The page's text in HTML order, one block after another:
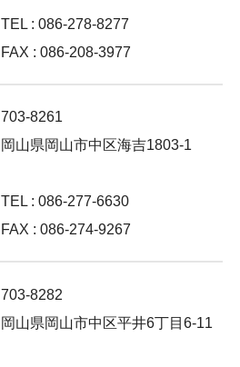
TEL : 086-278-8277
FAX : 086-208-3977
703-8261
岡山県岡山市中区海吉1803-1
TEL : 086-277-6630
FAX : 086-274-9267
703-8282
岡山県岡山市中区平井6丁目6-11